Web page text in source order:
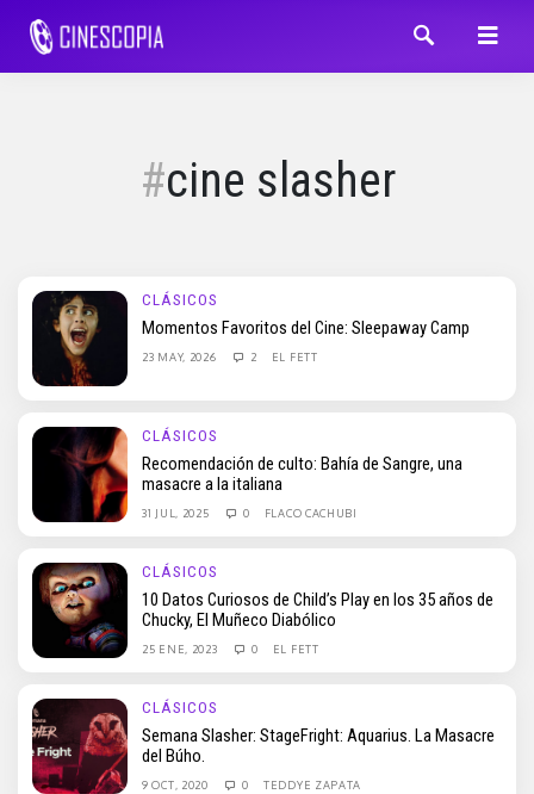
cine slasher
CLÁSICOS
Momentos Favoritos del Cine: Sleepaway Camp
23 MAY, 2026 2 EL FETT
CLÁSICOS
Recomendación de culto: Bahía de Sangre, una
masacre a la italiana
31 JUL, 2025 0 FLACO CACHUBI
CLÁSICOS
10 Datos Curiosos de Child’s Play en los 35 años de
Chucky, El Muñeco Diabólico
25 ENE, 2023 0 EL FETT
CLÁSICOS
Semana Slasher: StageFright: Aquarius. La Masacre
del Búho.
9 OCT, 2020 0 TEDDYE ZAPATA